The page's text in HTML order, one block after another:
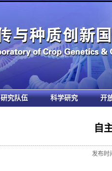
研究队伍 科学研究 开
自
发布时